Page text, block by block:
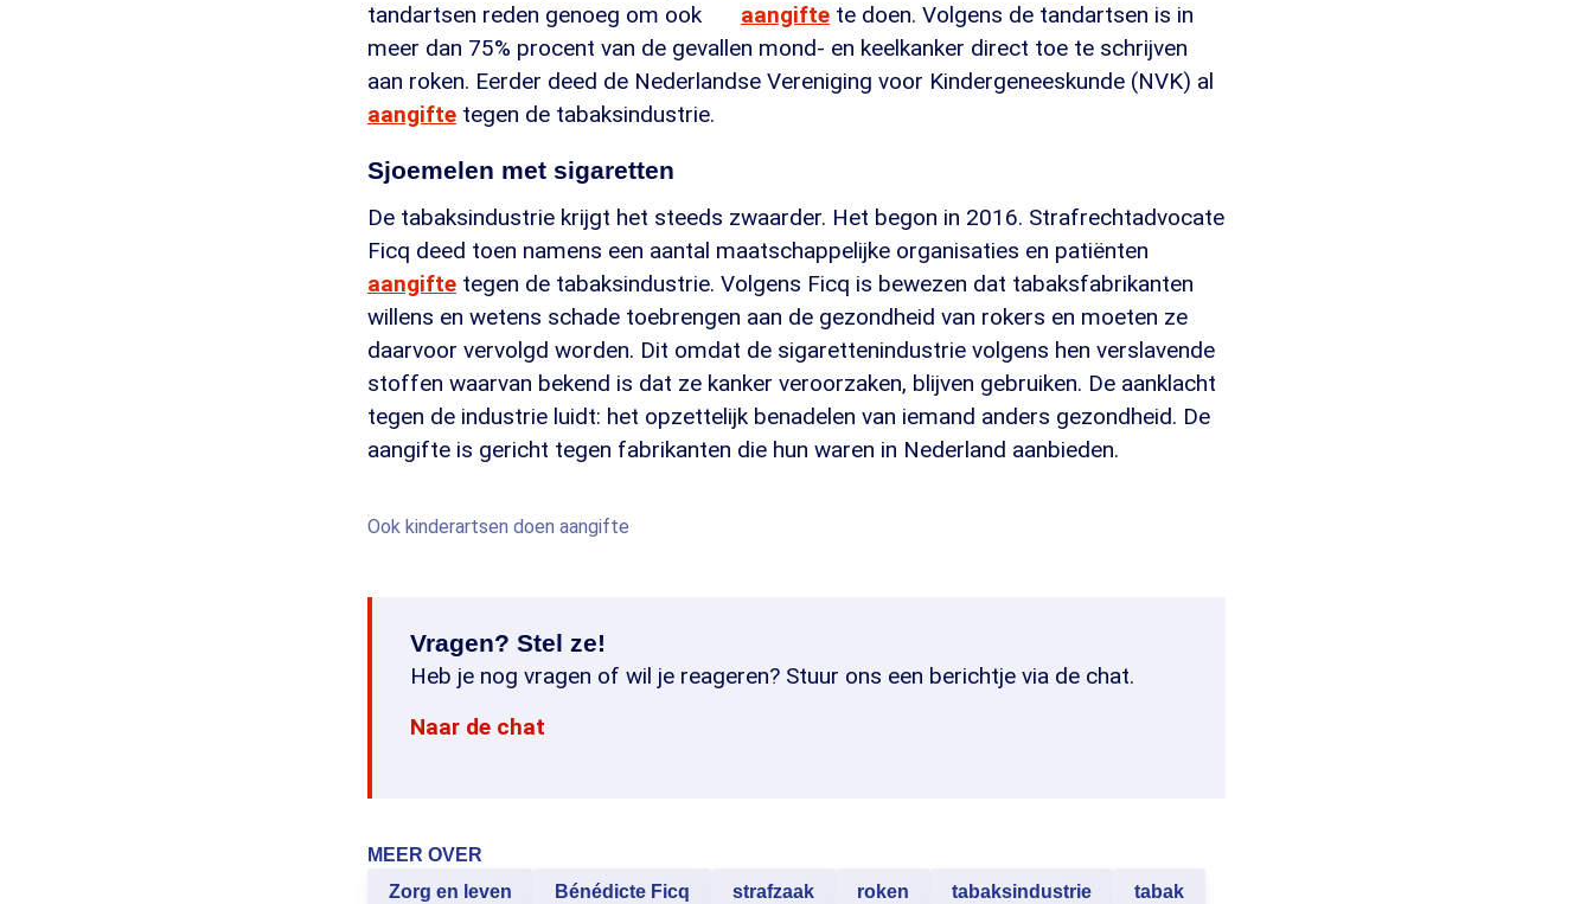
tandartsen reden genoeg om ook
aangifte te doen. Volgens de tandartsen is in
meer dan 75% procent van de gevallen mond- en keelkanker direct toe te schrijven
aan roken. Eerder deed de Nederlandse Vereniging voor Kindergeneeskunde (NVK) al
aangifte tegen de tabaksindustrie.
Sjoemelen met sigaretten
De tabaksindustrie krijgt het steeds zwaarder. Het begon in 2016. Strafrechtadvocate
Ficq deed toen namens een aantal maatschappelijke organisaties en patiënten
aangifte tegen de tabaksindustrie. Volgens Ficq is bewezen dat tabaksfabrikanten
willens en wetens schade toebrengen aan de gezondheid van rokers en moeten ze
daarvoor vervolgd worden. Dit omdat de sigarettenindustrie volgens hen verslavende
stoffen waarvan bekend is dat ze kanker veroorzaken, blijven gebruiken. De aanklacht
tegen de industrie luidt: het opzettelijk benadelen van iemand anders gezondheid. De
aangifte is gericht tegen fabrikanten die hun waren in Nederland aanbieden.
Ook kinderartsen doen aangifte
Vragen? Stel ze!
Heb je nog vragen of wil je reageren? Stuur ons een berichtje via de chat.
Naar de chat
MEER OVER
Zorg en leven
Bénédicte Ficq strafzaak roken tabaksindustrie tabak